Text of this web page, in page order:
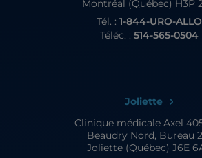
Montréal (Québec) H3P
Tél. : 1-844-URO-ALLO
Téléc. : 514-565-0504
Joliette
Clinique médicale Axel
Beaudry Nord, Bureau
Joliette (Québec) J6E